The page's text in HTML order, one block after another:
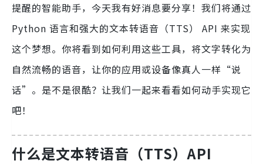
提醒的智能助手，今天我有好消息要分享！我们将通过
Python 语言和强大的文本转语音（TTS） API 来实现
这个梦想。你将看到如何利用这些工具，将文字转化为
自然流畅的语音，让你的应用或设备像真人一样“说
话”。是不是很酷？让我们一起来看看如何动手实现它
吧！
什么是文本转语音（TTS）API